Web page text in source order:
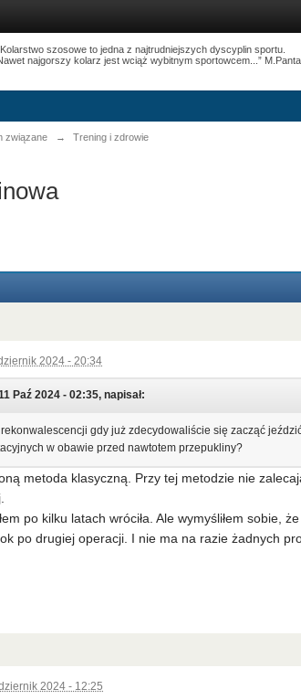
„Kolarstwo szosowe to jedna z najtrudniejszych dyscyplin sportu.
najgorszy kolarz jest wciąż wybitnym sportowcem...”
związane → Trening i zdrowie
2024 - 20:34
Paź 2024 - 02:35, napisał:
gdy już zdecydowaliście się zacząć
w obawie przed nawtotem przepukliny?
metoda klasyczną. Przy tej metodzie nie
po kilku latach wróciła. Ale wymyśliłem sobie,
po drugiej operacji. I nie ma na razie żadnych
2024 - 12:25